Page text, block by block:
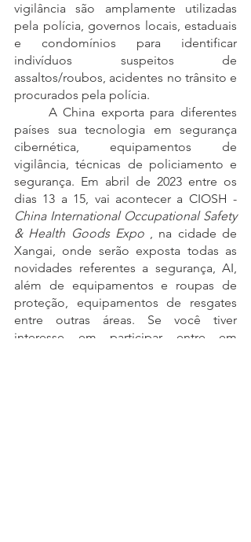
vigilância são amplamente utilizadas
pela polícia, governos locais, estaduais
e condomínios para identificar
indivíduos suspeitos de
assaltos/roubos, acidentes no trânsito e
procurados pela polícia.
países sua tecnologia em segurança
cibernética, equipamentos de
vigilância, técnicas de policiamento e
segurança. Em abril de 2023 entre os
dias 13 a 15, vai acontecer a CIOSH -
China International Occupational Safety
& Health Goods Expo , na cidade de
Xangai, onde serão exposta todas as
novidades referentes a segurança, AI,
além de equipamentos e roupas de
proteção, equipamentos de resgates
entre outras áreas. Se você tiver
interesse em participar entre em